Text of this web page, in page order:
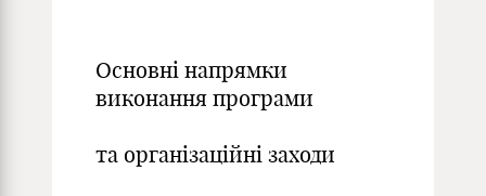
Основні напрямки
виконання програми
та організаційні заходи